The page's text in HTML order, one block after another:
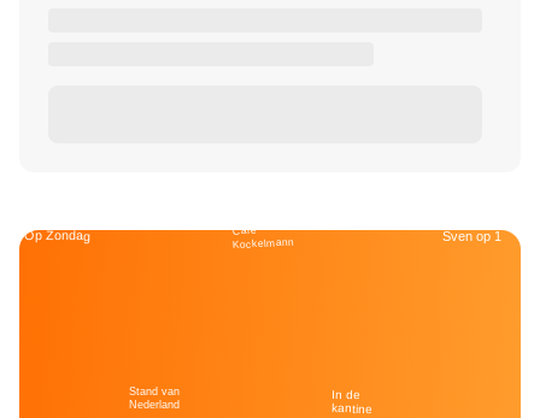
Op Zondag
Stand van
Nederland
Café
Kockelmann
In de
kantine
Sven op 1